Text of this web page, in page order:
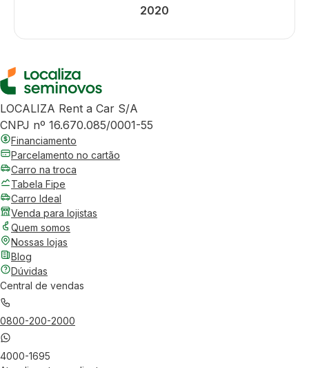
2020
LOCALIZA Rent a Car S/A
CNPJ nº 16.670.085/0001-55
Financiamento
Parcelamento no cartão
Carro na troca
Tabela Fipe
Carro Ideal
Venda para lojistas
Quem somos
Nossas lojas
Blog
Dúvidas
Central de vendas
0800-200-2000
4000-1695